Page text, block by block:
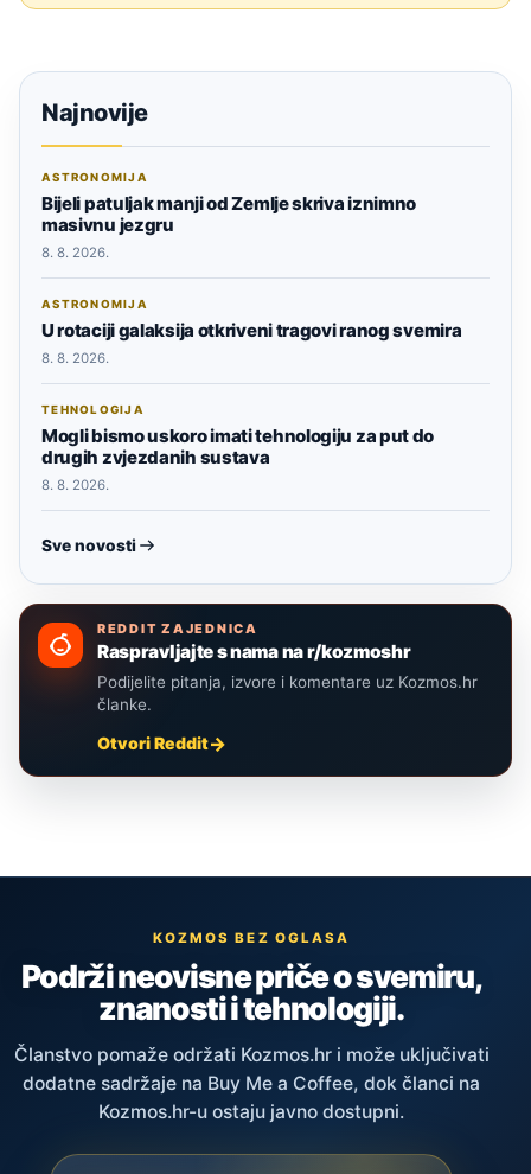
Najnovije
ASTRONOMIJA
Bijeli patuljak manji od Zemlje skriva iznimno
masivnu jezgru
8. 8. 2026.
ASTRONOMIJA
U rotaciji galaksija otkriveni tragovi ranog svemira
8. 8. 2026.
TEHNOLOGIJA
Mogli bismo uskoro imati tehnologiju za put do
drugih zvjezdanih sustava
8. 8. 2026.
Sve novosti
REDDIT ZAJEDNICA
Raspravljajte s nama na r/kozmoshr
Podijelite pitanja, izvore i komentare uz Kozmos.hr
članke.
Otvori Reddit
KOZMOS BEZ OGLASA
Podrži neovisne priče o svemiru,
znanosti i tehnologiji.
Članstvo pomaže održati Kozmos.hr i može uključivati
dodatne sadržaje na Buy Me a Coffee, dok članci na
Kozmos.hr-u ostaju javno dostupni.